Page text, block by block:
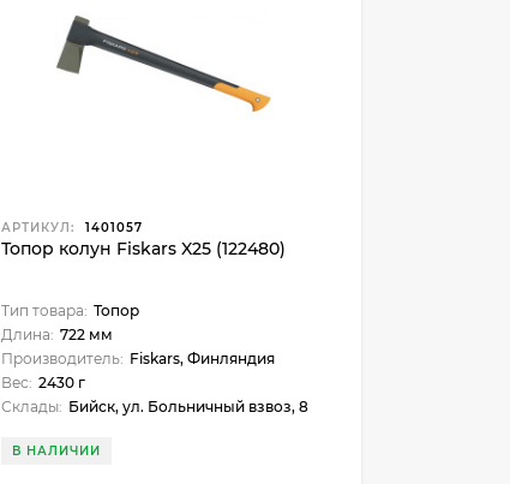
АРТИКУЛ: 1401057
Топор колун Fiskars X25 (122480)
Тип товара: Топор
Длина: 722 мм
Производитель: Fiskars, Финляндия
Вес: 2430 г
Склады: Бийск, ул. Больничный взвоз, 8
В НАЛИЧИИ